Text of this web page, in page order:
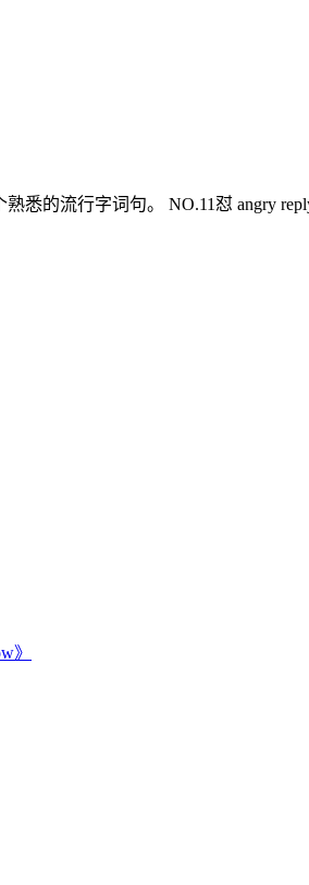
流行字词句。 NO.11怼 angry reply
》